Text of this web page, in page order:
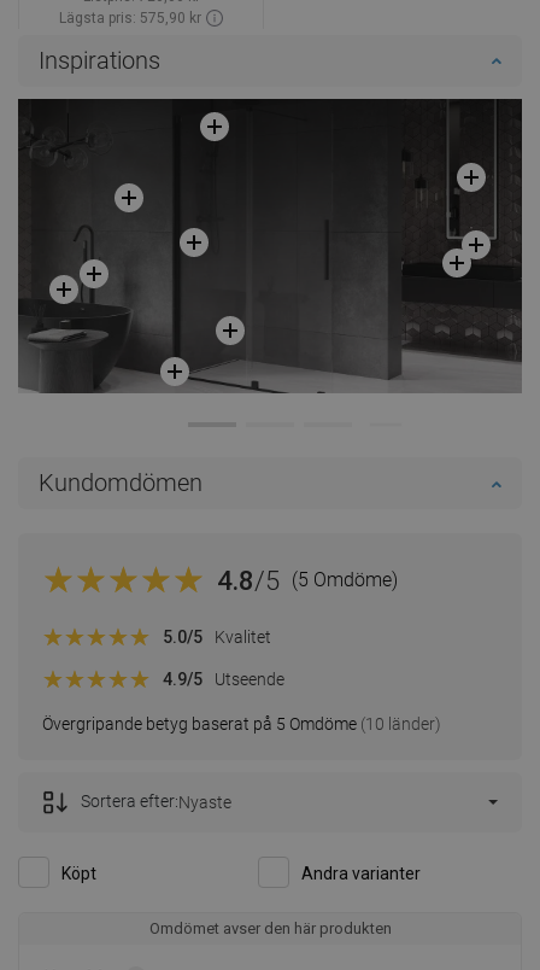
Lägsta pris: 575,90 kr
Favoriter
Inspirations
Kundomdömen
4.8/5 (5 Omdöme)
Övergripande betyg baserat på 5 Omdöme (10 länder)
5.0/5 Kvalitet
4.9/5 Utseende
Köpt Andra varianter
Sortera efter:Nyaste
Omdömet avser den här produkten